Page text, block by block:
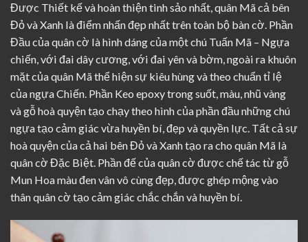
Được Thiết kế và hoàn thiện tinh sảo nhất, quân Mã cả bên
Đỏ và Xanh là điểm nhấn đẹp nhất trên toàn bộ bàn cờ. Phần
Đầu của quân cờ là hình dáng của một chú Tuấn Mã – Ngựa
chiến, với đai dây cương, với đai yên và bờm, ngoài ra khuôn
mặt của quân Mã thể hiện sự kiêu hùng và theo chuẩn tỉ lệ
của ngựa Chiến. Phần Keo epoxy trong suốt, màu, nhũ vàng
và gỗ hoà quyện tạo chạy theo hình của phần đầu những chú
ngựa tạo cảm giác vừa huyền bí, đẹp và quyền lực. Tất cả sự
hoà quyện của cả hai bên Đỏ và Xanh tạo ra cho quân Mã là
quân cờ Đặc Biệt. Phần đế của quân cờ được chế tác từ gỗ
Mun Hoa màu đen vân vô cùng đẹp, được ghép mộng vào
thân quân cờ tạo cảm giác chắc chắn và huyền bí.